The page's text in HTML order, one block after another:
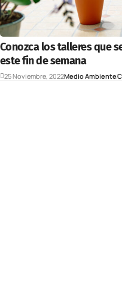
Conozca los talleres que
este fin de semana
25 Noviembre, 2022Medio Ambiente